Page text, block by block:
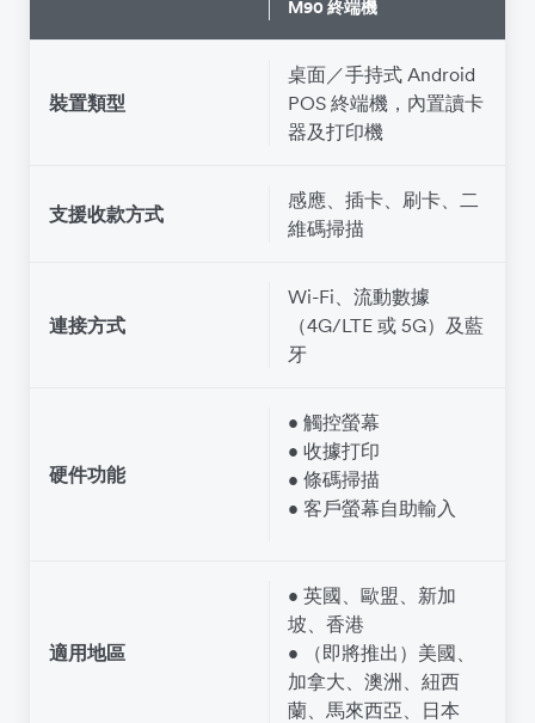
M90 終端機
裝置類型
桌面／手持式 Android
POS 終端機，內置讀卡
器及打印機
支援收款方式
感應、插卡、刷卡、二
維碼掃描
連接方式
Wi-Fi、流動數據
（4G/LTE 或 5G）及藍
牙
硬件功能
• 觸控螢幕
• 收據打印
• 條碼掃描
• 客戶螢幕自助輸入
適用地區
• 英國、歐盟、新加
坡、香港
• （即將推出）美國、
加拿大、澳洲、紐西
蘭、馬來西亞、日本